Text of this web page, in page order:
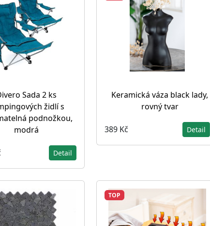
Sada 2 ks
židlí s
podnožkou,
modrá
Detail
Keramická váza black lady,
rovný tvar
389 Kč Detail
TOP